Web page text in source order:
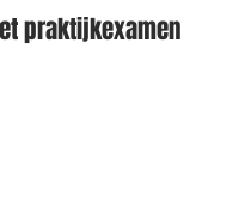
praktijkexamen